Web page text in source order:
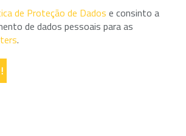
de Proteção de Dados e consinto a
de dados pessoais para as
.